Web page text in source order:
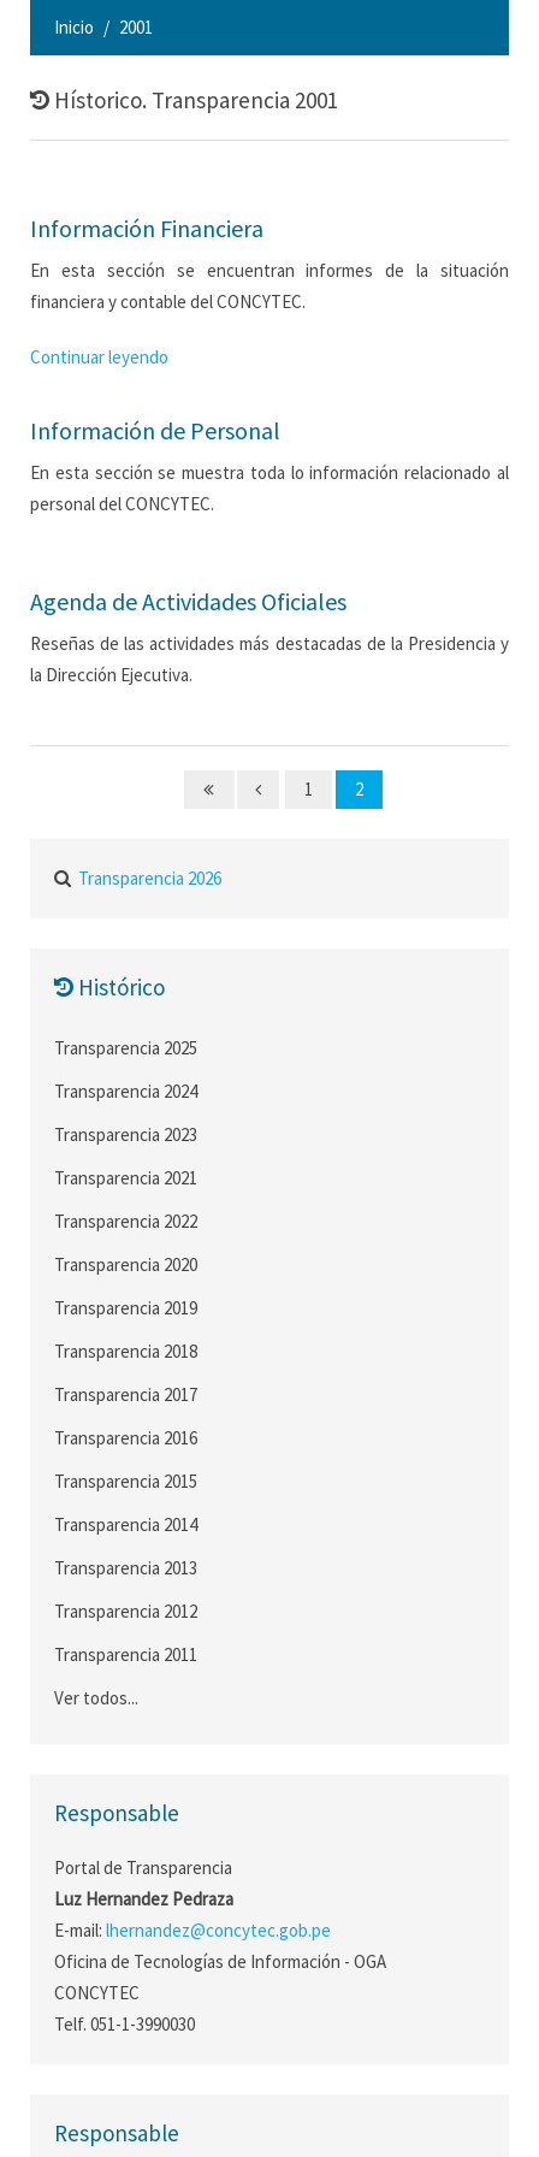
Inicio 2001
Hístorico. Transparencia 2001
Información Financiera
En esta sección se encuentran informes de la situación
financiera y contable del CONCYTEC.
Continuar leyendo
Información de Personal
En esta sección se muestra toda lo información relacionado al
personal del CONCYTEC.
Agenda de Actividades Oficiales
Reseñas de las actividades más destacadas de la Presidencia y
la Dirección Ejecutiva.
1 2
Transparencia 2026
Histórico
Transparencia 2025
Transparencia 2024
Transparencia 2023
Transparencia 2021
Transparencia 2022
Transparencia 2020
Transparencia 2019
Transparencia 2018
Transparencia 2017
Transparencia 2016
Transparencia 2015
Transparencia 2014
Transparencia 2013
Transparencia 2012
Transparencia 2011
Ver todos...
Responsable
Portal de Transparencia
Luz Hernandez Pedraza
E-mail: lhernandez@concytec.gob.pe
Oficina de Tecnologías de Información - OGA
CONCYTEC
Telf. 051-1-3990030
Responsable